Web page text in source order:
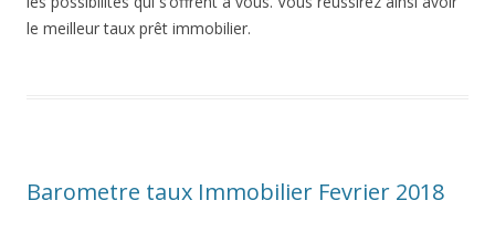
le meilleur taux prêt immobilier.
Barometre taux Immobilier Fevrier 2018